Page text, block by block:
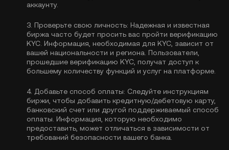
аккаунту.
3. Проверьте свою личность: Надежная и известная
биржа часто будет просить вас пройти верификацию
KYC . Информация, необходимая для KYC, зависит от
вашей национальности и региона. Пользователи,
прошедшие верификацию KYC, получат доступ к
большему количеству функций и услуг на платформе.
4. Добавьте способ оплаты: Следуйте инструкциям
биржи, чтобы добавить кредитную/дебетовую карту,
банковский счет или другой поддерживаемый способ
оплаты. Информация, которую необходимо
предоставить, может отличаться в зависимости от
требований безопасности вашего банка.